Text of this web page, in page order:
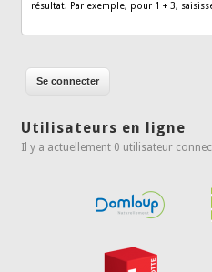
résultat. Par exemple, pour 1 + 3,
Utilisateurs en ligne
Il y a actuellement 0 utilisateur